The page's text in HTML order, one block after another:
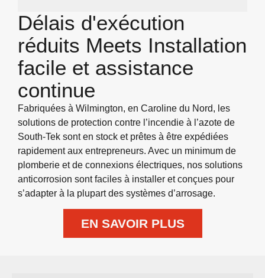
Délais d'exécution
réduits Meets Installation
facile et assistance
continue
Fabriquées à Wilmington, en Caroline du Nord, les
solutions de protection contre l’incendie à l’azote de
South-Tek sont en stock et prêtes à être expédiées
rapidement aux entrepreneurs. Avec un minimum de
plomberie et de connexions électriques, nos solutions
anticorrosion sont faciles à installer et conçues pour
s’adapter à la plupart des systèmes d’arrosage.
EN SAVOIR PLUS